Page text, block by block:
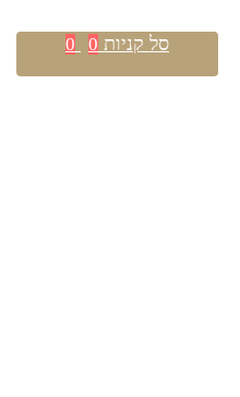
סל קניות 0
0